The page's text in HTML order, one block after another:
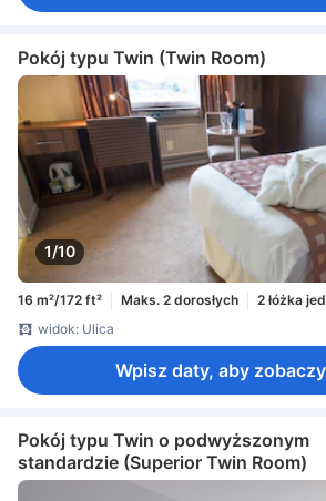
Pokój typu Twin (Twin Room)
1/10
16 m²/172 ft² Maks. 2 dorosłych
2 łóżka
widok: Ulica
Wpisz daty, aby
Pokój typu Twin o podwyższonym
standardzie (Superior Twin Room)